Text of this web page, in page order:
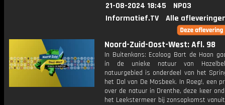
21-08-2024 18:45
NPO3
Informatief.TV
Alle
Noord-Zuid-Oost-West: Afl. 98
In Buitenkans: Ecoloog Bart de Haan
in de unieke natuur van
natuurgebied is onderdeel van het
het Dal van De Mosbeek. In Roeg!, een
over de natuur in Drenthe, deze keer
het Leekstermeer bij zonsopkomst